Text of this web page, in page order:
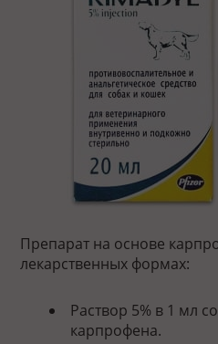
Препарат на основе
лекарственных формах:
Раствор 5% в 1 мл
карпрофена.